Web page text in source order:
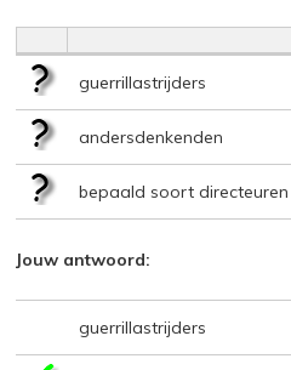
guerrillastrijders
andersdenkenden
bepaald soort directeuren
Jouw antwoord:
guerrillastrijders